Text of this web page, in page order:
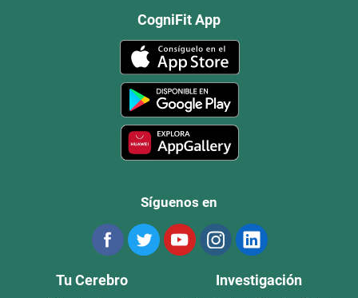
CogniFit App
Síguenos en
Tu Cerebro Investigación